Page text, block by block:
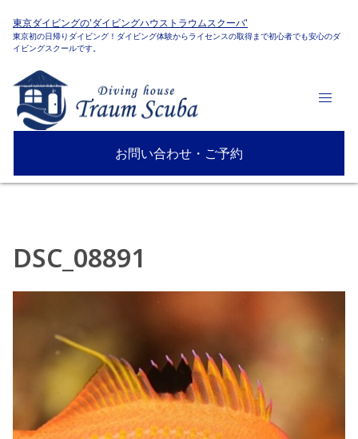
東京ダイビングの'ダイビングハウストラウムスクーバ'
東京初の日帰りダイビング！ダイビング体験からライセンスの取得まで初心者でも安心のダ
イビングスクールです。
お問い合わせ・ご予約
DSC_08891